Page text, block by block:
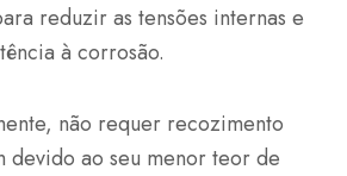
reduzir as tensões internas e
à corrosão.
não requer recozimento
devido ao seu menor teor de